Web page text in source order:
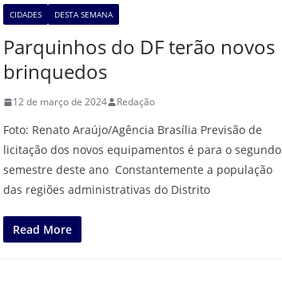
CIDADES DESTA SEMANA
Parquinhos do DF terão novos
brinquedos
12 de março de 2024 Redação
Foto: Renato Araújo/Agência Brasília Previsão de
licitação dos novos equipamentos é para o segundo
semestre deste ano Constantemente a população
das regiões administrativas do Distrito
Read More